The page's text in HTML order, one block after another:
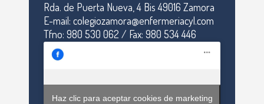
Rda. de Puerta Nueva, 4 Bis 49016 Zamora
E-mail: colegiozamora@enfermeriacyl.com
Tfno: 980 530 062 / Fax: 980 534 446
Haz clic para aceptar cookies de marketing